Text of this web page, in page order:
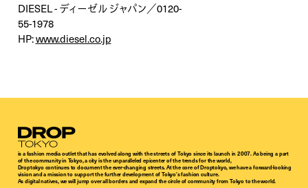
DIESEL - ディーゼル ジャパン／0120-
55-1978
HP:www.diesel.co.jp
Droptokyo
is a fashion media outlet that has evolved along with the streets of Tokyo since its launch in 2007. As being a part
of the community in Tokyo, a city is the unparalleled epicenter of the trends for the world,
Droptokyo continues to document the ever-changing streets. At the core of Droptokyo, we have a forward-looking
vision and a mission to support the further development of Tokyo’s fashion culture.
As digital natives, we will jump over all borders and expand the circle of community from Tokyo to the world.